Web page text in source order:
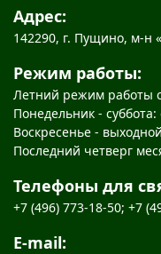
Адрес:
142290, г. Пущино, м-н
Режим работы:
Летний режим работы
Понедельник - суббота:
Воскресенье -
Последний четверг
Телефоны для
+7 (496) 773-18-50; +7
E-mail: